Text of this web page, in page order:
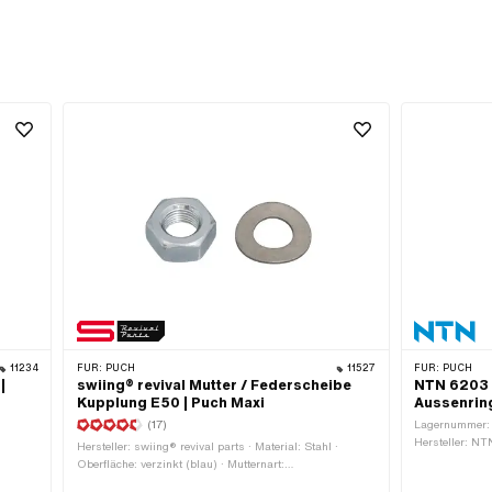
11234 FÜR: PUCH 11527
swiing® revival Mutter / Federscheibe
Kupplung E50 | Puch Maxi
(17)
Hersteller: swiing® revival parts · Material: Stahl ·
Oberfläche: verzinkt (blau) · Mutternart:
FÜR: PUCH
NTN
Hersteller: